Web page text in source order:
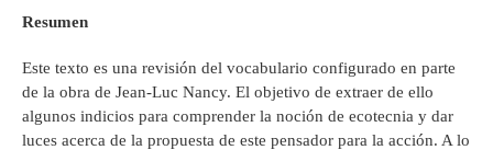
Resumen
Este texto es una revisión del vocabulario configurado en parte
de la obra de Jean-Luc Nancy. El objetivo de extraer de ello
algunos indicios para comprender la noción de ecotecnia y dar
luces acerca de la propuesta de este pensador para la acción. A lo